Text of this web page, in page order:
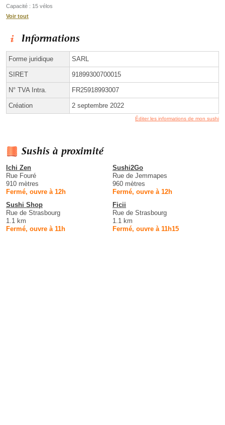
Capacité : 15 vélos
Voir tout
Informations
Forme juridique SARL
SIRET 91899300700015
N° TVA Intra. FR25918993007
Création 2 septembre 2022
Éditer les informations de mon sushi
Sushis à proximité
Ichi Zen
Rue Fouré
910 mètres
Fermé, ouvre à 12h
Sushi2Go
Rue de Jemmapes
960 mètres
Fermé, ouvre à 12h
Sushi Shop
Rue de Strasbourg
1.1 km
Fermé, ouvre à 11h
Ficii
Rue de Strasbourg
1.1 km
Fermé, ouvre à 11h15